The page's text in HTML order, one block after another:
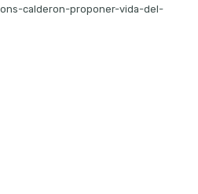
calderon-proponer-vida-del-